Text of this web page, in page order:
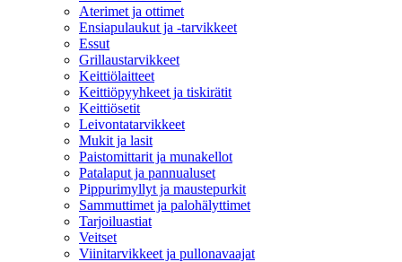
Aterimet ja ottimet
Ensiapulaukut ja -tarvikkeet
Essut
Grillaustarvikkeet
Keittiölaitteet
Keittiöpyyhkeet ja tiskirätit
Keittiösetit
Leivontatarvikkeet
Mukit ja lasit
Paistomittarit ja munakellot
Patalaput ja pannualuset
Pippurimyllyt ja maustepurkit
Sammuttimet ja palohälyttimet
Tarjoiluastiat
Veitset
Viinitarvikkeet ja pullonavaajat